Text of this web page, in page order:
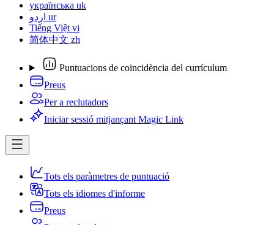
українська uk
اردو ur
Tiếng Việt vi
简体中文 zh
Puntuacions de coincidència del currículum
Preus
Per a reclutadors
Iniciar sessió mitjançant Magic Link
Tots els paràmetres de puntuació
Tots els idiomes d'informe
Preus